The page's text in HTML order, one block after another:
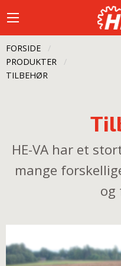
FORSIDE
PRODUKTER
CURRENT:
TILBEHØR
HE-VA har et
mange
og